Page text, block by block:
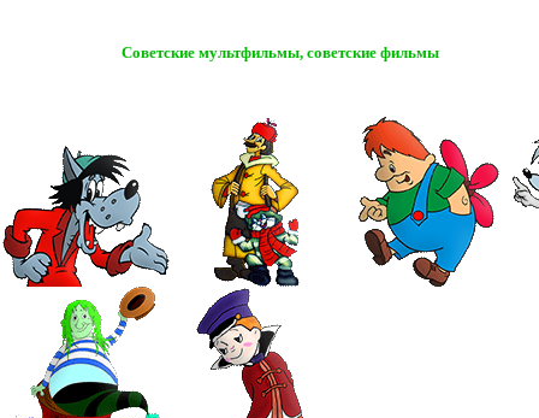
Советские мультфильмы, советские фильмы